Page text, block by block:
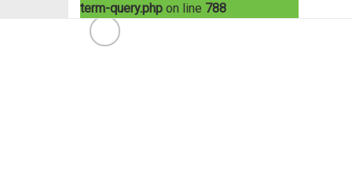
term-query.php on line 788